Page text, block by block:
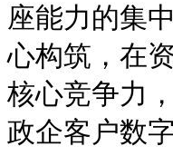
座能力的集
心构筑，在
核心竞争力
政企客户数